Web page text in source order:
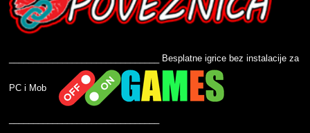
_______________________________ Besplatne igrice bez instalacije za
PC i Mob